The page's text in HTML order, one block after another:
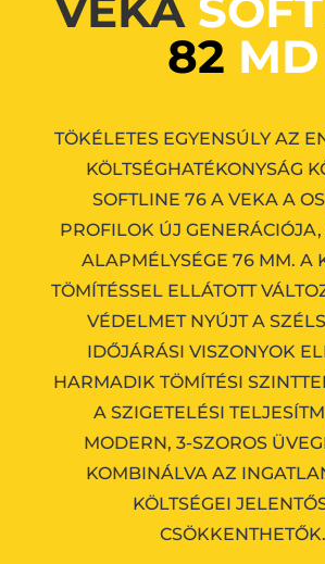
82 MD
TÖKÉLETES EGYENSÚLY AZ
KÖLTSÉGHATÉKONYSÁG
SOFTLINE 76 A VEKA A
PROFILOK ÚJ
ALAPMÉLYSÉGE 76 MM. A
TÖMÍTÉSSEL ELLÁTOTT
VÉDELMET NYÚJT A
IDŐJÁRÁSI VISZONYOK
HARMADIK TÖMÍTÉSI
A SZIGETELÉSI
MODERN, 3-SZOROS
KOMBINÁLVA AZ
KÖLTSÉGEI
CSÖKKENTHETŐK.